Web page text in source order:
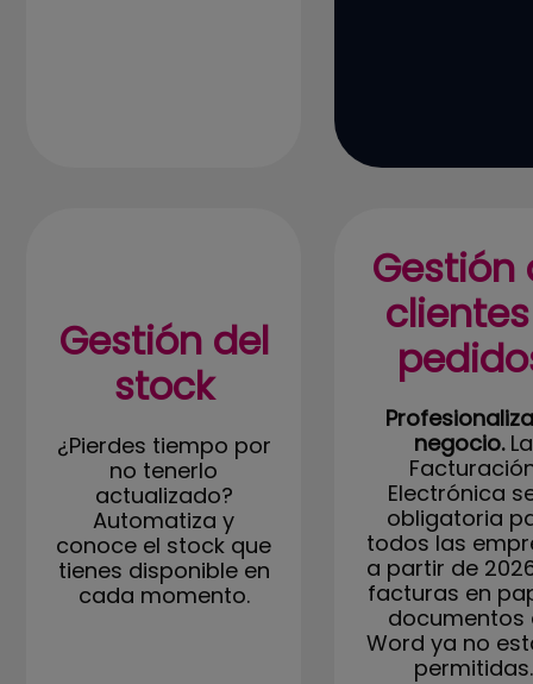
Gestión del
stock
¿Pierdes tiempo por
no tenerlo
actualizado?
Automatiza y
conoce el stock que
tienes disponible en
cada momento.
Gestión
negocio.La
Electrónica
obligatoria
todos las
a partir de
facturas en
documentos
Word ya no
permitidas.